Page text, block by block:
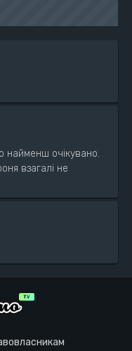
найменш очікувано.
взагалі не